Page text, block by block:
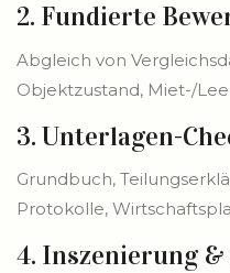
2. Fundierte
Abgleich von
Objektzustand, Miet-/
3. Unterlagen-
Grundbuch,
Protokolle,
4. Inszenierung &